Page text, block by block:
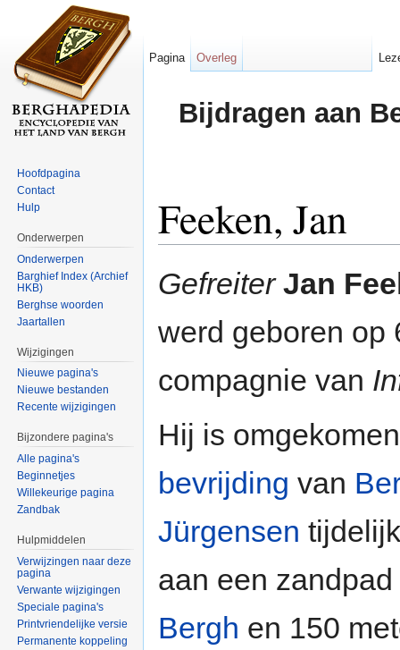
Bijdragen aan
Feeken, Jan
Gefreiter Jan
werd geboren op
compagnie van
Hij is
bevrijding van
Jürgensen
aan een
Bergh en 150
Pagina Overleg
Hoofdpagina
Contact
Hulp
Onderwerpen
Onderwerpen
Barghief Index (Archief
HKB)
Berghse woorden
Jaartallen
Wijzigingen
Nieuwe pagina's
Nieuwe bestanden
Recente wijzigingen
Bijzondere pagina's
Alle pagina's
Beginnetjes
Willekeurige pagina
Zandbak
Hulpmiddelen
Verwijzingen naar deze
pagina
Verwante wijzigingen
Speciale pagina's
Printvriendelijke versie
Permanente koppeling